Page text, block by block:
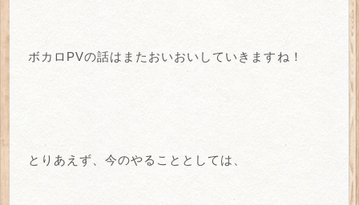
ボカロPVの話はまたおいおいしていきますね！
とりあえず、今のやることとしては、